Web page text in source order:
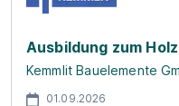
Ausbildung zum
Kemmlit Bauelemente
01.09.2026